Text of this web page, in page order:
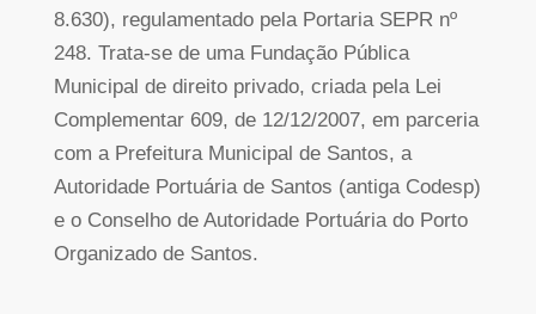
8.630), regulamentado pela Portaria SEPR nº
248. Trata-se de uma Fundação Pública
Municipal de direito privado, criada pela Lei
Complementar 609, de 12/12/2007, em parceria
com a Prefeitura Municipal de Santos, a
Autoridade Portuária de Santos (antiga Codesp)
e o Conselho de Autoridade Portuária do Porto
Organizado de Santos.